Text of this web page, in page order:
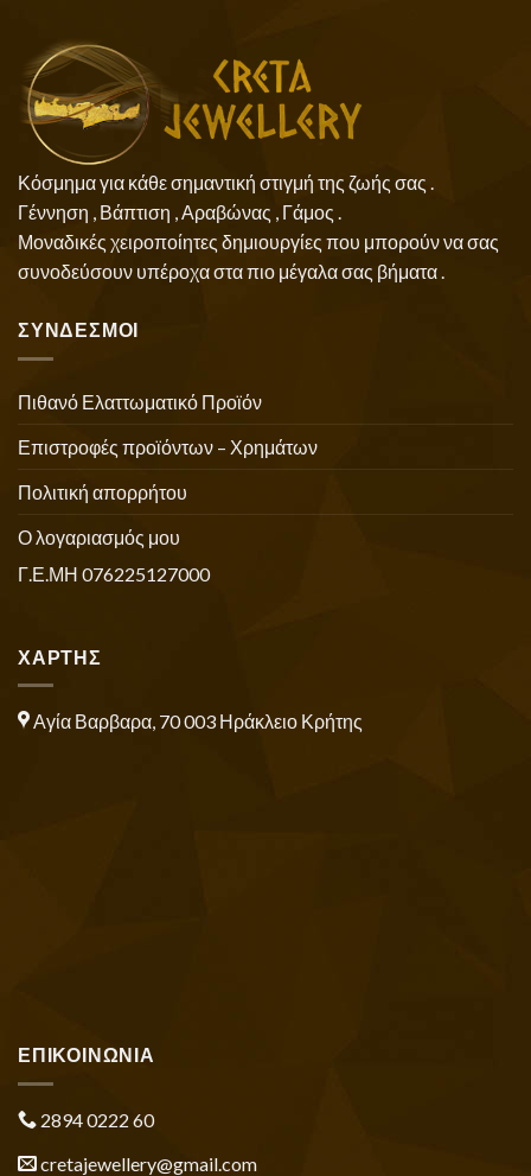
Κόσμημα για κάθε σημαντική στιγμή της ζωής σας .
Γέννηση , Βάπτιση , Αραβώνας , Γάμος .
Μοναδικές χειροποίητες δημιουργίες που μπορούν να σας
συνοδεύσουν υπέροχα στα πιο μέγαλα σας βήματα .
ΣΥΝΔΕΣΜΟΙ
Πιθανό Ελαττωματικό Προϊόν
Επιστροφές προϊόντων – Χρημάτων
Πολιτική απορρήτου
Ο λογαριασμός μου
Γ.Ε.ΜΗ 076225127000
ΧΑΡΤΗΣ
Αγία Βαρβαρα, 70 003 Ηράκλειο Κρήτης
ΕΠΙΚΟΙΝΩΝΙΑ
2894 0222 60
cretajewellery@gmail.com